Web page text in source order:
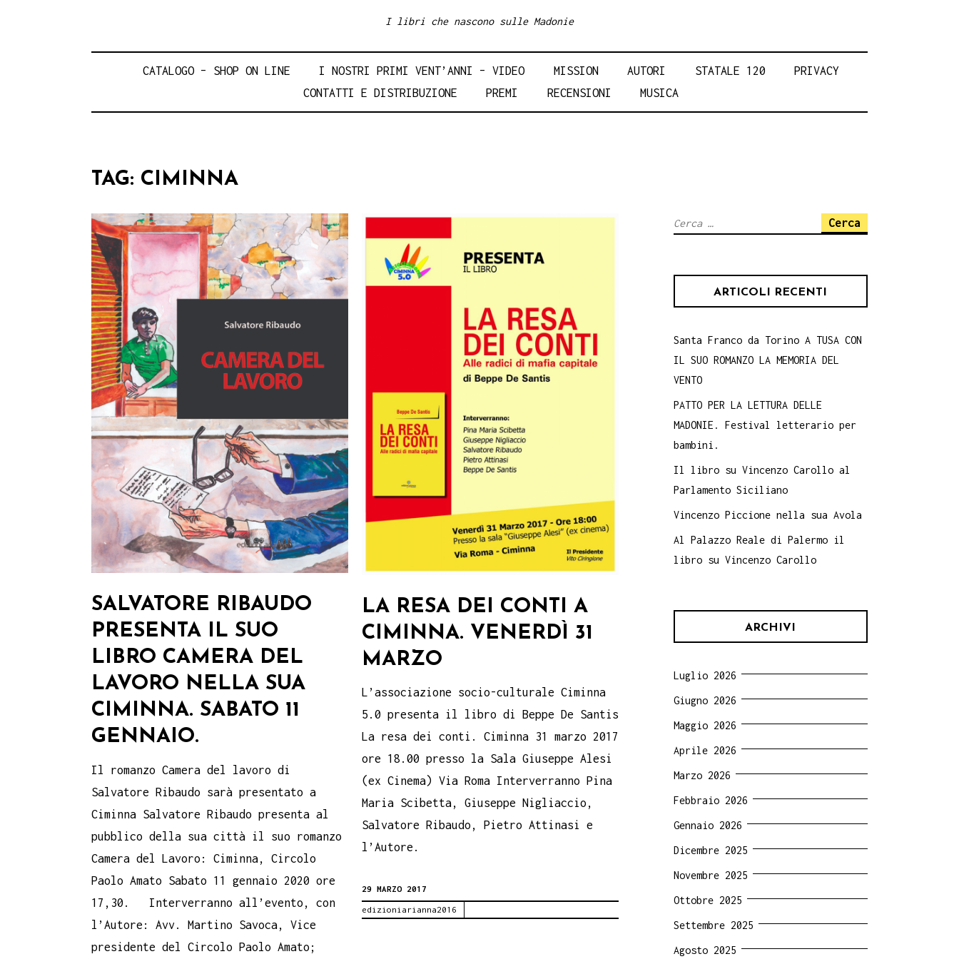
I libri che nascono sulle Madonie
CATALOGO – SHOP ON LINE I NOSTRI PRIMI VENT’ANNI – VIDEO MISSION AUTORI STATALE 120
PRIVACY
CONTATTI E DISTRIBUZIONE
PREMI RECENSIONI MUSICA
TAG: CIMINNA
SALVATORE RIBAUDO
PRESENTA IL SUO
LIBRO CAMERA DEL
LAVORO NELLA SUA
CIMINNA. SABATO 11
GENNAIO.
Il romanzo Camera del lavoro di
Salvatore Ribaudo sarà presentato a
Ciminna Salvatore Ribaudo presenta al
pubblico della sua città il suo romanzo
Camera del Lavoro: Ciminna, Circolo
Paolo Amato Sabato 11 gennaio 2020 ore
17,30. Interverranno all’evento, con
l’Autore: Avv. Martino Savoca, Vice
presidente del Circolo Paolo Amato;
LA RESA DEI CONTI A
CIMINNA. VENERDÌ 31
MARZO
L’associazione socio-culturale Ciminna
5.0 presenta il libro di Beppe De Santis
La resa dei conti. Ciminna 31 marzo 2017
ore 18.00 presso la Sala Giuseppe Alesi
(ex Cinema) Via Roma Interverranno Pina
Maria Scibetta, Giuseppe Nigliaccio,
Salvatore Ribaudo, Pietro Attinasi e
l’Autore.
29 MARZO 2017
edizioniarianna2016
Ricerca
ARTICOLI RECENTI
Santa Franco da Torino A TUSA CON
IL SUO ROMANZO LA MEMORIA DEL
VENTO
PATTO PER LA LETTURA DELLE
MADONIE. Festival letterario per
bambini.
Il libro su Vincenzo Carollo al
Parlamento Siciliano
Vincenzo Piccione nella sua Avola
Al Palazzo Reale di Palermo il
libro su Vincenzo Carollo
ARCHIVI
Luglio 2026
Giugno 2026
Maggio 2026
Aprile 2026
Marzo 2026
Febbraio 2026
Gennaio 2026
Dicembre 2025
Novembre 2025
Ottobre 2025
Settembre 2025
Agosto 2025